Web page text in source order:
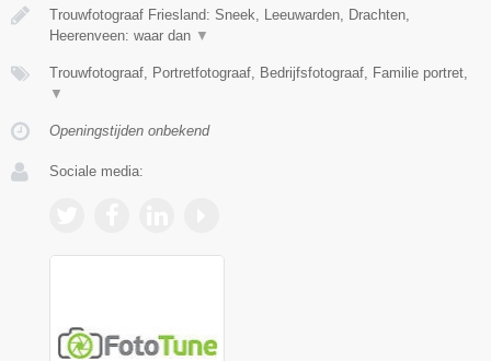
Trouwfotograaf Friesland: Sneek, Leeuwarden, Drachten,
Heerenveen: waar dan ▼
Trouwfotograaf, Portretfotograaf, Bedrijfsfotograaf, Familie portret,
▼
Openingstijden onbekend
Sociale media: